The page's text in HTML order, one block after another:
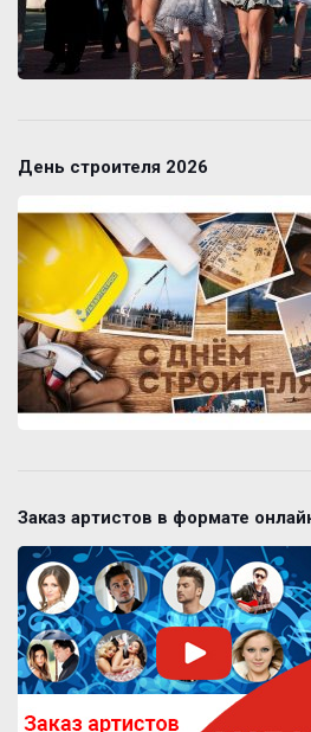
День строителя 2026
Заказ артистов в формате